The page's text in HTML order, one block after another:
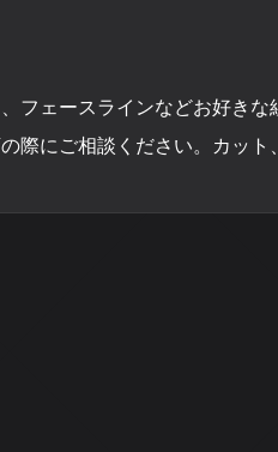
フェースラインなどお好き
際にご相談ください。カッ